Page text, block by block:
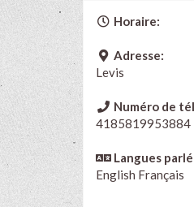
Horaire:
Adresse:
Levis
Numéro de
4185819953884
Langues
English Français